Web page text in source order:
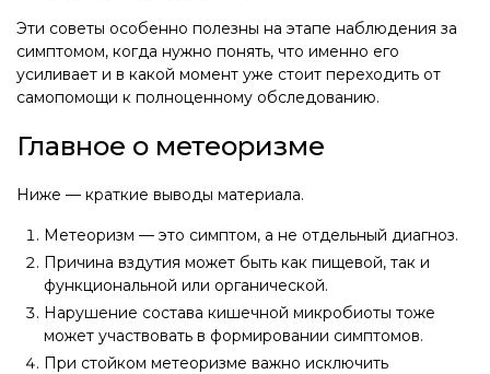
Эти советы особенно полезны на этапе наблюдения за
симптомом, когда нужно понять, что именно его
усиливает и в какой момент уже стоит переходить от
самопомощи к полноценному обследованию.
Главное о метеоризме
Ниже — краткие выводы материала.
Метеоризм — это симптом, а не отдельный диагноз.
Причина вздутия может быть как пищевой, так и
функциональной или органической.
Нарушение состава кишечной микробиоты тоже
может участвовать в формировании симптомов.
При стойком метеоризме важно исключить